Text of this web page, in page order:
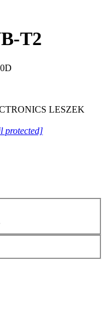
T2
LESZEK
protected]